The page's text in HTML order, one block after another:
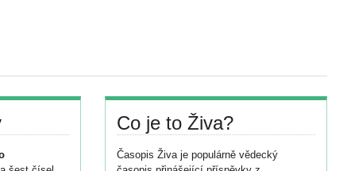
Co je to Živa?
Časopis Živa je populárně vědecký